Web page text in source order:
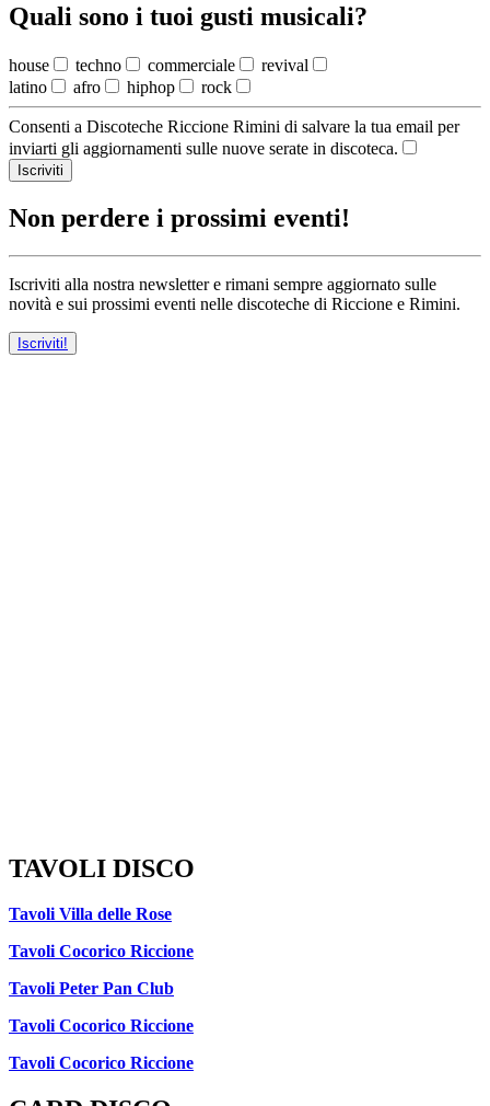
Quali sono i tuoi gusti musicali?
house techno commerciale
revival
latino
afro hiphop rock
Consenti a Discoteche Riccione Rimini di salvare la tua email per
inviarti gli aggiornamenti sulle nuove serate in discoteca.
Iscriviti
Non perdere i prossimi eventi!
Iscriviti alla nostra newsletter e rimani sempre aggiornato sulle
novità e sui prossimi eventi nelle discoteche di Riccione e Rimini.
Iscriviti!
TAVOLI DISCO
Tavoli Villa delle Rose
Tavoli Cocorico Riccione
Tavoli Peter Pan Club
Tavoli Cocorico Riccione
Tavoli Cocorico Riccione